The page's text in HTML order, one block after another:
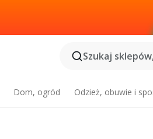
Szukaj
Dom, ogród Odzież, obuwie i